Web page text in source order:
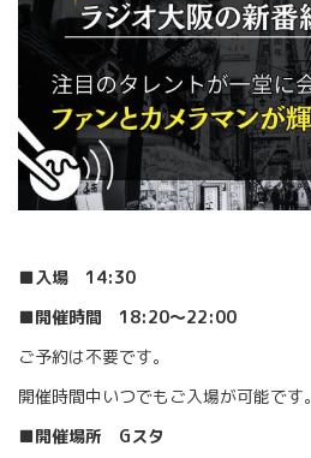
■入場 14:30
■開催時間 18:20〜22:00
ご予約は不要です。
開催時間中いつでもご入場が可能です。
■開催場所 Gスタ